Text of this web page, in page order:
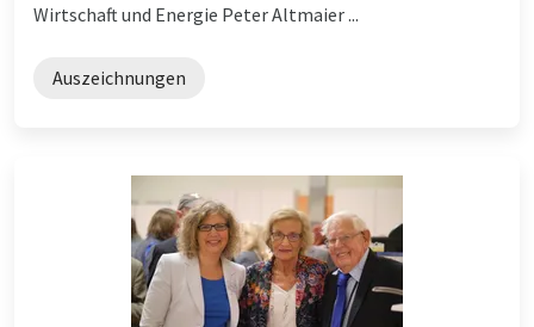
Wirtschaft und Energie Peter Altmaier ...
Auszeichnungen